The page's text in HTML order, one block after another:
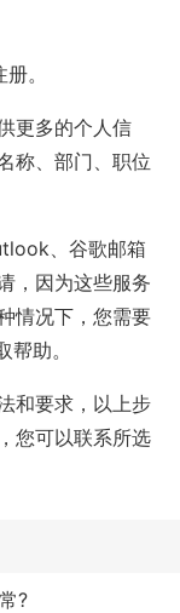
。
更多的个人信
称、部门、职位
、谷歌邮箱
，因为这些服务
情况下，您需要
助。
和要求，以上步
您可以联系所选
?